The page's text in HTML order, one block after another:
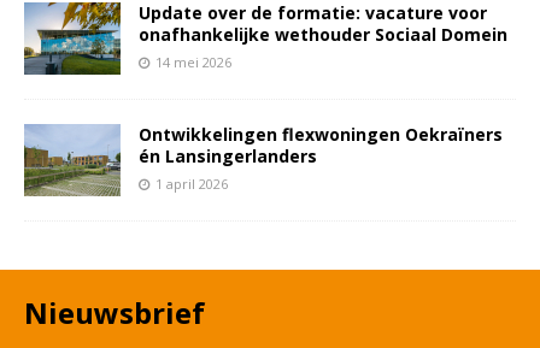
Update over de formatie: vacature voor
onafhankelijke wethouder Sociaal Domein
14 mei 2026
Ontwikkelingen flexwoningen Oekraïners
én Lansingerlanders
1 april 2026
Nieuwsbrief